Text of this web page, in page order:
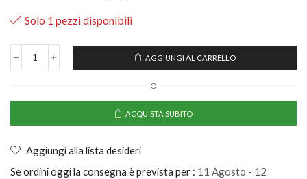
Solo 1 pezzi disponibili
AGGIUNGI AL CARRELLO
O
ACQUISTA SUBITO
Aggiungi alla lista desideri
Se ordini oggi la consegna è prevista per : 11 Agosto - 12